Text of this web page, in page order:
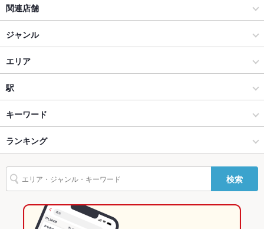
テラス席
貸切
設備
バリアフリ
ー
あり ：車椅子で入店可
駐車場
ー
その他設備 英語対応スタッフ在籍
関連店舗
ヒノマル食堂
ヒノマル食堂 本店
ヒノマル食堂 新橋別館
ジャンル
居酒屋
和風
銀座・有楽町・新橋・築地・月島 × 居酒屋
銀座・有楽町・新橋・築地・月島 × 和風
有楽町駅 × 居酒屋
有楽町駅 × 和風
エリア
有楽町
有楽町 × 居酒屋
有楽町 × 和風
東京
東京 × 居酒屋
東京 × 和風
駅
銀座駅
銀座一丁目駅
有楽町駅
キーワード
手羽先 からあげ
ランキング
東京のグルメランキング
東京の居酒屋ランキング
銀座・有楽町・新橋・築地・月島のグルメランキング
検索